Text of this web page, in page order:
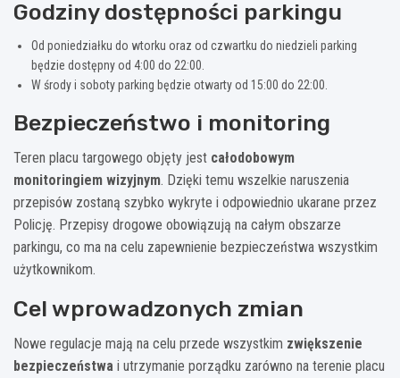
Godziny dostępności parkingu
Od poniedziałku do wtorku oraz od czwartku do niedzieli parking
będzie dostępny od 4:00 do 22:00.
W środy i soboty parking będzie otwarty od 15:00 do 22:00.
Bezpieczeństwo i monitoring
Teren placu targowego objęty jest całodobowym
monitoringiem wizyjnym. Dzięki temu wszelkie naruszenia
przepisów zostaną szybko wykryte i odpowiednio ukarane przez
Policję. Przepisy drogowe obowiązują na całym obszarze
parkingu, co ma na celu zapewnienie bezpieczeństwa wszystkim
użytkownikom.
Cel wprowadzonych zmian
Nowe regulacje mają na celu przede wszystkim zwiększenie
bezpieczeństwa i utrzymanie porządku zarówno na terenie placu